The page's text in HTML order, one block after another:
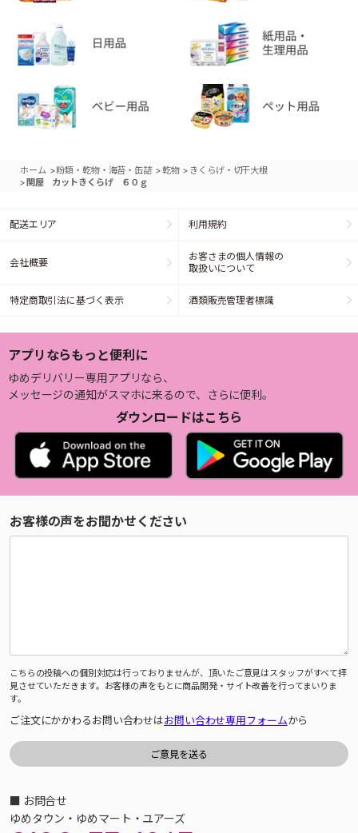
ホーム >粉類・乾物・海苔・缶詰 >乾物 > きくらげ・切干大根
> 関屋 カットきくらげ ６０ｇ
配送エリア 利用規約
会社概要
お客さまの個人情報の
取扱いについて
特定商取引法に基づく表示 酒類販売管理者標識
アプリならもっと便利に
ゆめデリバリー専用アプリなら、
メッセージの通知がスマホに来るので、さらに便利。
ダウンロードはこちら
お客様の声をお聞かせください
こちらの投稿への個別対応は行っておりませんが、頂いたご意見はスタッフがすべて拝
見させていただきます。お客様の声をもとに商品開発・サイト改善を行ってまいりま
す。
ご注文にかかわるお問い合わせはお問い合わせ専用フォームから
■ お問合せ
ゆめタウン・ゆめマート・ユアーズ